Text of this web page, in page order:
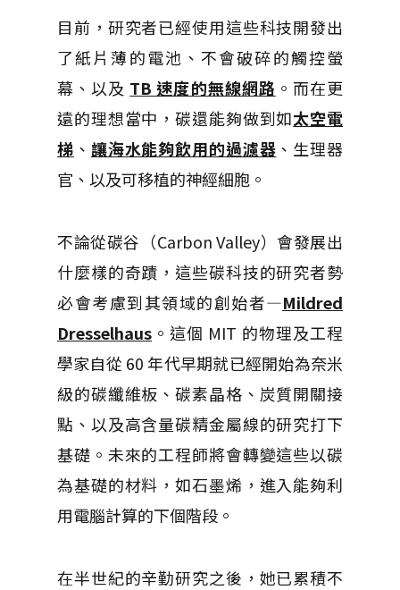
目前，研究者已經使用這些科技開發出
了紙片薄的電池、不會破碎的觸控螢
幕、以及 TB 速度的無線網路 。而在更
遠的理想當中，碳還能夠做到如太空電
梯 、 讓海水能夠飲用的過濾器 、生理器
官、以及可移植的神經細胞。
不論從碳谷（Carbon Valley）會發展出
什麼樣的奇蹟，這些碳科技的研究者勢
必會考慮到其領域的創始者—Mildred
Dresselhaus 。這個 MIT 的物理及工程
學家自從 60 年代早期就已經開始為奈米
級的碳纖維板、碳素晶格、炭質開關接
點、以及高含量碳精金屬線的研究打下
基礎。未來的工程師將會轉變這些以碳
為基礎的材料，如石墨烯，進入能夠利
用電腦計算的下個階段。
在半世紀的辛勤研究之後，她已累積不